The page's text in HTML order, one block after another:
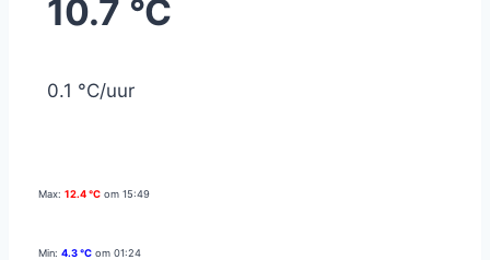
10.7 °C
0.1 °C/uur
Max: 12.4 °C om 15:49
Min: 4.3 °C om 01:24